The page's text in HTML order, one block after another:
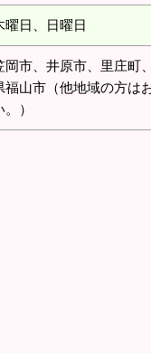
曜日、日曜日
岡市、井原市、里庄町
福山市（他地域の方は
。）